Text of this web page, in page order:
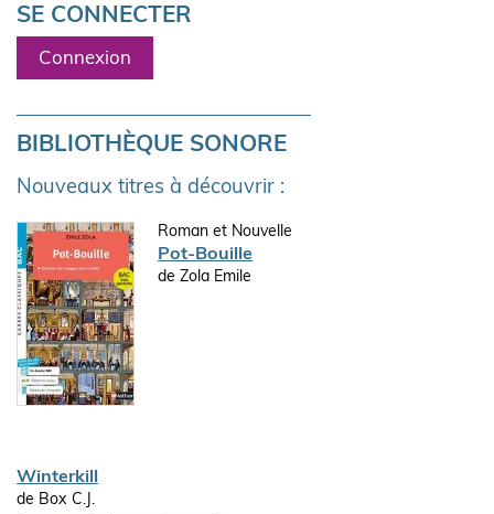
SE CONNECTER
Connexion
BIBLIOTHÈQUE SONORE
Nouveaux titres à découvrir :
Roman et Nouvelle
Pot-Bouille
de Zola Emile
Winterkill
de Box C.J.